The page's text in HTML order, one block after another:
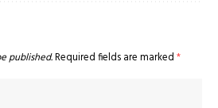
published.Required fields are marked *